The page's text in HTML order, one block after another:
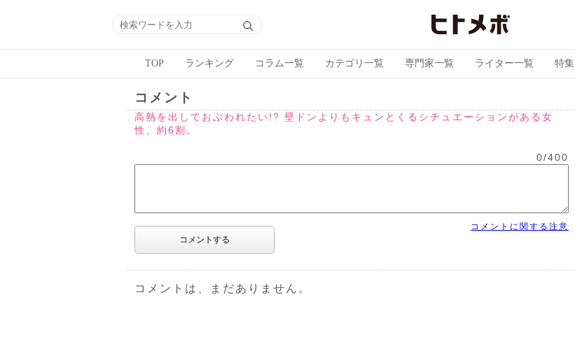
TOP ランキング コラム一覧 カテゴリ一覧 専門家一覧 ライター一覧 特集
コメント
高熱を出しておぶわれたい!? 壁ドンよりもキュンとくるシチュエーションがある女
性、約6割。
0/400
コメントに関する注意
コメントは、まだありません。